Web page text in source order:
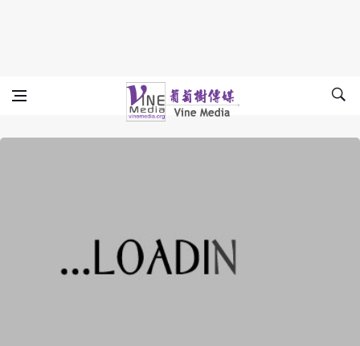
Vine Media
葡萄樹傳媒